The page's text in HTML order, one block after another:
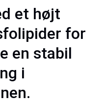
et højt
for
en stabil
i